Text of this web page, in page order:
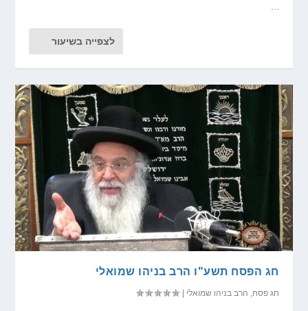
...
לצפייה בשיעור
חג הפסח תשע"ו הרב בניהו שמואלי
חג פסח, הרב בניהו שמואלי |